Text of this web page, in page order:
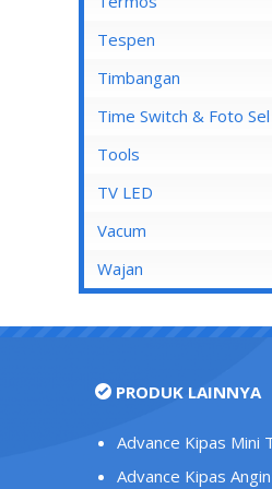
Stop Kontak AC
Stop Kontak CP
Stop Kontak Dinding
Stop Kontak Isi 2
Stop Kontak LAN/Data
Stop Kontak Lantai
Stop Kontak Telepon
Stop Kontak TV/Antena
Tutup Stop Kontak
Tespen
Timbangan
Time Switch & Foto Sel
Tools
TV LED
Vacum
Wajan
PRODUK LAINNYA
Advance Kipas Mini
Advance Kipas